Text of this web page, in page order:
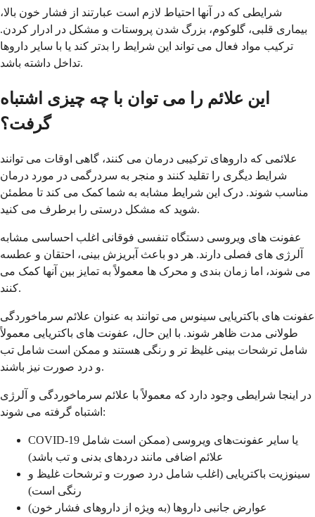
شرایطی که در آنها احتیاط لازم است عبارتند از فشار خون بالا،
بیماری قلبی، گلوکوم، بزرگ شدن پروستات و مشکل در ادرار کردن.
ترکیب مواد فعال می تواند این شرایط را بدتر کند یا با سایر داروها
تداخل داشته باشد.
این علائم را می توان با چه چیزی اشتباه
گرفت؟
علائمی که داروهای ترکیبی درمان می کنند، گاهی اوقات می توانند
شرایط دیگری را تقلید کنند و منجر به سردرگمی در مورد درمان
مناسب شوند. درک این شرایط مشابه به شما کمک می کند تا مطمئن
شوید که مشکل درستی را برطرف می کنید.
عفونت های ویروسی دستگاه تنفسی فوقانی اغلب احساسی مشابه
آلرژی های فصلی دارند. هر دو باعث آبریزش بینی، احتقان و عطسه
می شوند، اما زمان بندی و محرک ها معمولاً به تمایز بین آنها کمک می
کنند.
عفونت های باکتریایی سینوس می توانند به عنوان علائم سرماخوردگی
طولانی مدت ظاهر شوند. با این حال، عفونت های باکتریایی معمولاً
شامل ترشحات بینی غلیظ تر و رنگی هستند و ممکن است شامل تب
و درد صورت نیز باشند.
در اینجا شرایطی وجود دارد که معمولاً با علائم سرماخوردگی و آلرژی
اشتباه گرفته می شوند:
COVID-19 یا سایر عفونت‌های ویروسی (ممکن است شامل
علائم اضافی مانند دردهای بدنی و تب باشد)
سینوزیت باکتریایی (اغلب شامل درد صورت و ترشحات غلیظ و
رنگی است)
عوارض جانبی داروها (به ویژه از داروهای فشار خون)